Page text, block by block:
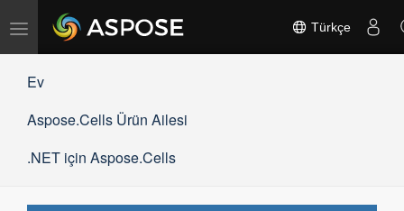
Gezinmeyi
Türkçe
Ev
Aspose.Cells Ürün Ailesi
.NET için Aspose.Cells